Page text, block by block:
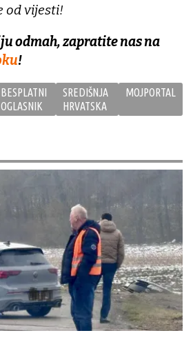
od vijesti!
odmah, zapratite nas na
!
BESPLATNI
OGLASNIK
SREDIŠNJA
HRVATSKA
MOJPORTAL